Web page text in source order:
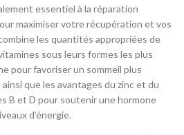
essentiel à la réparation
maximiser votre récupération et vos
les quantités appropriées de
sous leurs formes les plus
pour favoriser un sommeil plus
que les avantages du zinc et du
B et D pour soutenir une hormone
d’énergie.